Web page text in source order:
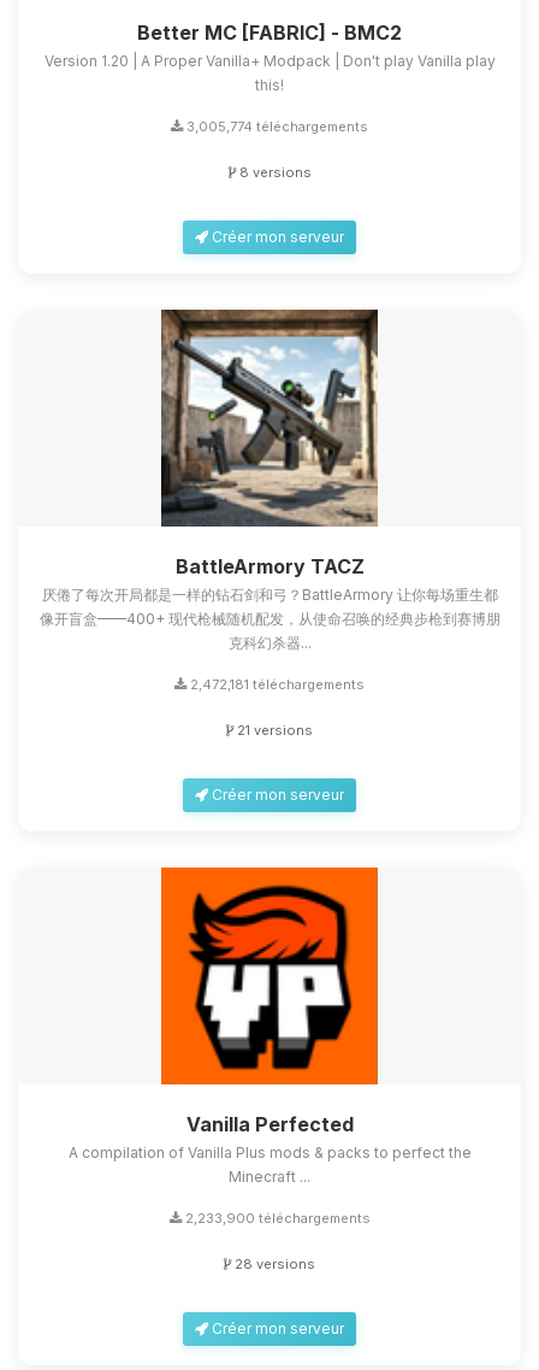
Better MC [FABRIC] - BMC2
Version 1.20 | A Proper Vanilla+ Modpack | Don't play Vanilla play
this!
3,005,774 téléchargements
8 versions
Créer mon serveur
BattleArmory TACZ
厌倦了每次开局都是一样的钻石剑和弓？BattleArmory 让你每场重生都
像开盲盒——400+ 现代枪械随机配发，从使命召唤的经典步枪到赛博朋
克科幻杀器...
2,472,181 téléchargements
21 versions
Créer mon serveur
Vanilla Perfected
A compilation of Vanilla Plus mods & packs to perfect the
Minecraft ...
2,233,900 téléchargements
28 versions
Créer mon serveur
Youpi, enfin quelqu’un pour me
parler ! Moi c’est Choupy, ton petit
assistant BoxToPlay. Dis-moi ce dont
petits circuits pour t’aider.
07/08/2026 à 22:41